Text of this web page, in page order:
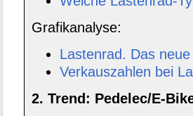
Grafikanalyse:
Lastenrad. Das
Verkauszahlen bei
2. Trend: Pedelec/E-